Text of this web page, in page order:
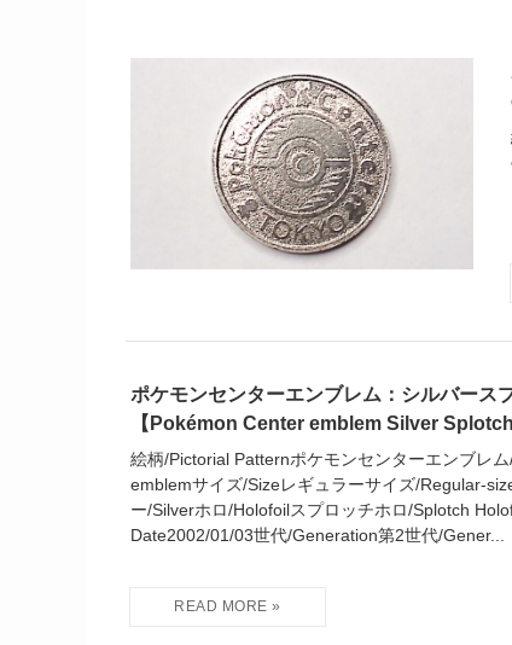
ポケモンセンターエンブレム：シルバース
【Pokémon Center emblem Silver
絵柄/Pictorial Patternポケモンセンターエンブレ
emblemサイズ/Sizeレギュラーサイズ/Regular-
ー/Silverホロ/Holofoilスプロッチホロ/Splotch
Date2002/01/03世代/Generation第2世代/Gener...